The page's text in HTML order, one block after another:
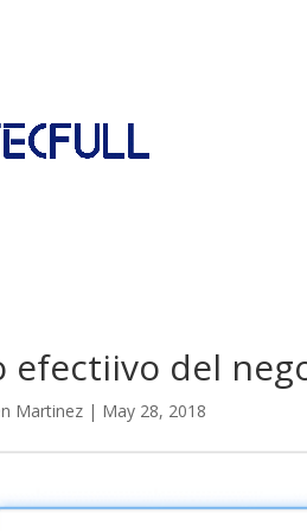
efectiivo del
Martinez | May 28, 2018